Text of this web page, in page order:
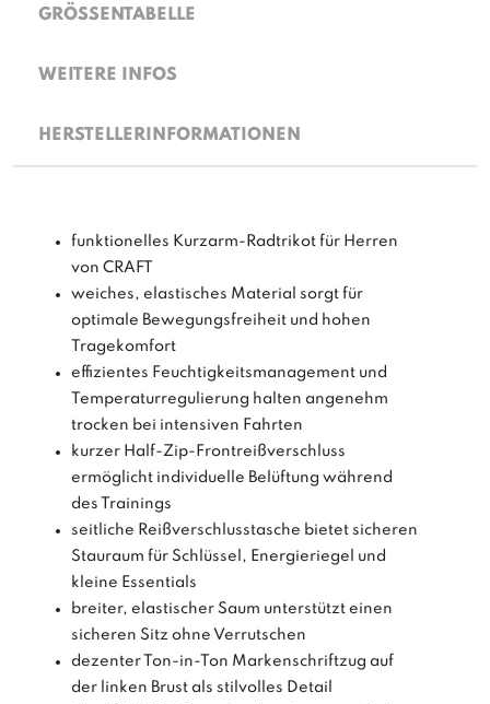
GRÖSSENTABELLE
WEITERE INFOS
HERSTELLERINFORMATIONEN
funktionelles Kurzarm-Radtrikot für Herren
von CRAFT
weiches, elastisches Material sorgt für
optimale Bewegungsfreiheit und hohen
Tragekomfort
effizientes Feuchtigkeitsmanagement und
Temperaturregulierung halten angenehm
trocken bei intensiven Fahrten
kurzer Half-Zip-Frontreißverschluss
ermöglicht individuelle Belüftung während
des Trainings
seitliche Reißverschlusstasche bietet sicheren
Stauraum für Schlüssel, Energieriegel und
kleine Essentials
breiter, elastischer Saum unterstützt einen
sicheren Sitz ohne Verrutschen
dezenter Ton-in-Ton Markenschriftzug auf
der linken Brust als stilvolles Detail